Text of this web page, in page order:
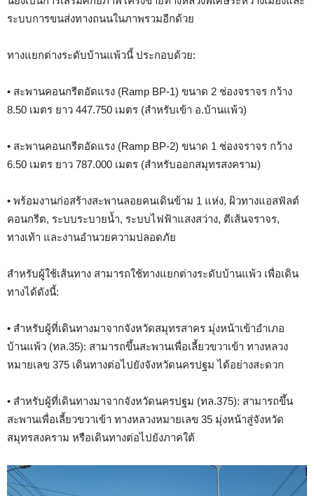
ระบบการขนส่งทางถนนในภาพรวมอีกด้วย
ทางแยกต่างระดับบ้านแพ้วนี้ ประกอบด้วย:
• สะพานคอนกรีตอัดแรง (Ramp BP-1) ขนาด 2 ช่องจราจร กว้าง
8.50 เมตร ยาว 447.750 เมตร (สำหรับเข้า อ.บ้านแพ้ว)
• สะพานคอนกรีตอัดแรง (Ramp BP-2) ขนาด 1 ช่องจราจร กว้าง
6.50 เมตร ยาว 787.000 เมตร (สำหรับออกสมุทรสงคราม)
• พร้อมงานก่อสร้างสะพานลอยคนเดินข้าม 1 แห่ง, ผิวทางแอสฟัลต์
คอนกรีต, ระบบระบายน้ำ, ระบบไฟฟ้าแสงสว่าง, ตีเส้นจราจร,
ทางเท้า และงานอำนวยความปลอดภัย
สำหรับผู้ใช้เส้นทาง สามารถใช้ทางแยกต่างระดับบ้านแพ้ว เพื่อเดิน
ทางได้ดังนี้:
• สำหรับผู้ที่เดินทางมาจากจังหวัดสมุทรสาคร มุ่งหน้าเข้าอำเภอ
บ้านแพ้ว (ทล.35): สามารถขึ้นสะพานเพื่อเลี้ยวขวาเข้า ทางหลวง
หมายเลข 375 เดินทางต่อไปยังจังหวัดนครปฐม ได้อย่างสะดวก
• สำหรับผู้ที่เดินทางมาจากจังหวัดนครปฐม (ทล.375): สามารถขึ้น
สะพานเพื่อเลี้ยวขวาเข้า ทางหลวงหมายเลข 35 มุ่งหน้าสู่จังหวัด
สมุทรสงคราม หรือเดินทางต่อไปยังภาคใต้